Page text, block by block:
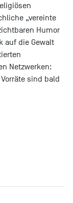
„vereinte
Humor
auf die Gewalt
Netzwerken:
sind bald